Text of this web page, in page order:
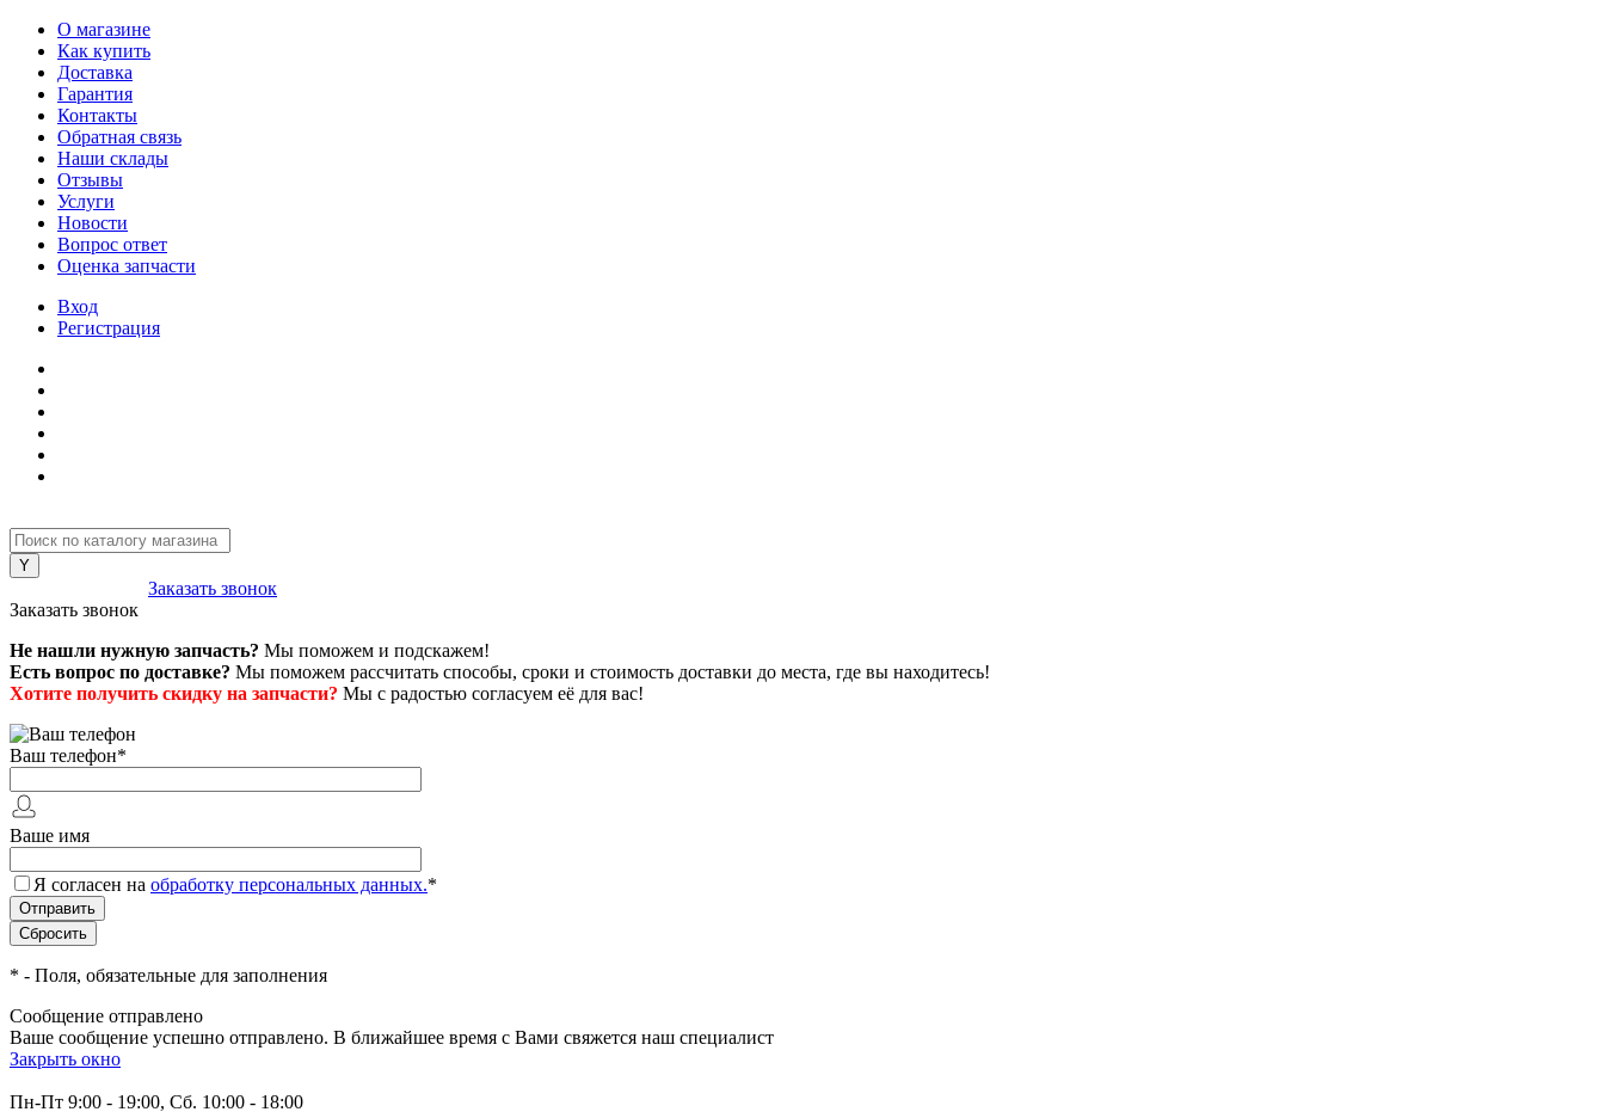
О магазине
Как купить
Доставка
Гарантия
Контакты
Обратная связь
Наши склады
Отзывы
Услуги
Новости
Вопрос ответ
Оценка запчасти
Вход
Регистрация
Заказать звонок
Заказать звонок
Не нашли нужную запчасть? Мы поможем и подскажем!
Есть вопрос по доставке? Мы поможем рассчитать способы, сроки и стоимость доставки до места, где вы находитесь!
Хотите получить скидку на запчасти? Мы с радостью согласуем её для вас!
Ваш телефон*
Ваше имя
Я согласен на обработку персональных данных.*
* - Поля, обязательные для заполнения
Сообщение отправлено
Ваше сообщение успешно отправлено. В ближайшее время с Вами свяжется наш специалист
Закрыть окно
Пн-Пт 9:00 - 19:00, Сб. 10:00 - 18:00